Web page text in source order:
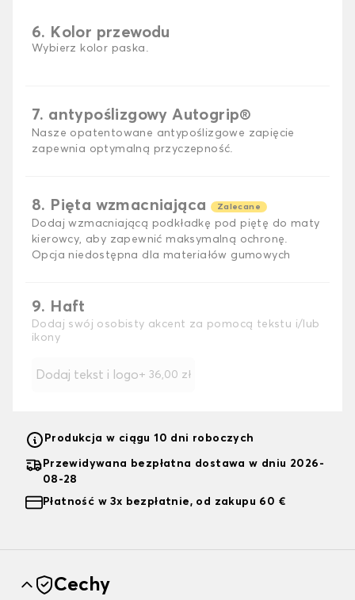
6. Kolor przewodu
Wybierz kolor paska.
7. antypoślizgowy Autogrip®
Nasze opatentowane antypoślizgowe zapięcie
zapewnia optymalną przyczepność.
8. Pięta wzmacniająca Zalecane
Dodaj wzmacniającą podkładkę pod piętę do maty
kierowcy, aby zapewnić maksymalną ochronę.
Opcja niedostępna dla materiałów gumowych
9. Haft
Dodaj swój osobisty akcent za pomocą tekstu i/lub
ikony
Dodaj tekst i logo+ 36,00 zł
Produkcja w ciągu 10 dni roboczych
Przewidywana bezpłatna dostawa w dniu 2026-
08-28
Płatność w 3x bezpłatnie, od zakupu 60 €
Cechy